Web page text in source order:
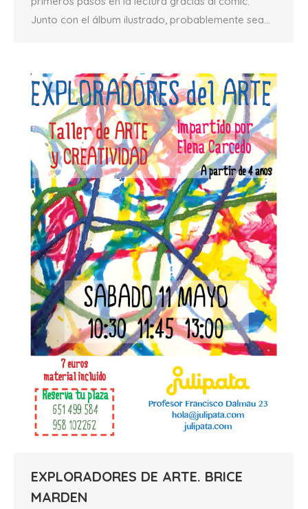
Junto con el álbum ilustrado, probablemente sea…
EXPLORADORES DE ARTE. BRICE
MARDEN